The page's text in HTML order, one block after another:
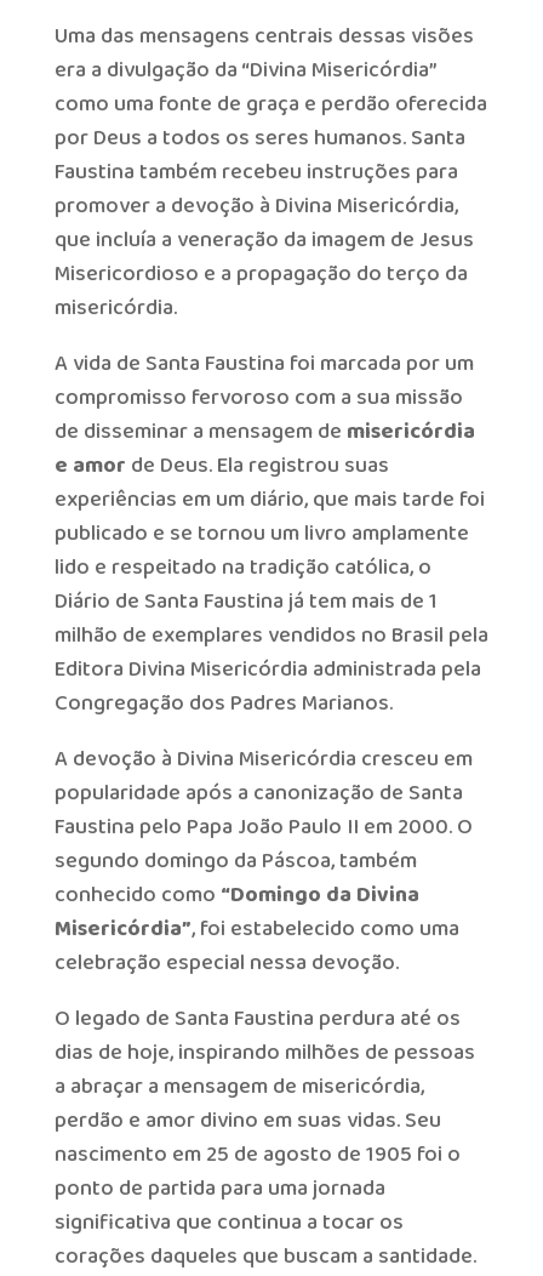
Uma das mensagens centrais dessas visões
era a divulgação da “Divina Misericórdia”
como uma fonte de graça e perdão oferecida
por Deus a todos os seres humanos. Santa
Faustina também recebeu instruções para
promover a devoção à Divina Misericórdia,
que incluía a veneração da imagem de Jesus
Misericordioso e a propagação do terço da
misericórdia.
A vida de Santa Faustina foi marcada por um
compromisso fervoroso com a sua missão
de disseminar a mensagem de misericórdia
e amor de Deus. Ela registrou suas
experiências em um diário, que mais tarde foi
publicado e se tornou um livro amplamente
lido e respeitado na tradição católica, o
Diário de Santa Faustina já tem mais de 1
milhão de exemplares vendidos no Brasil pela
Editora Divina Misericórdia administrada pela
Congregação dos Padres Marianos.
A devoção à Divina Misericórdia cresceu em
popularidade após a canonização de Santa
Faustina pelo Papa João Paulo II em 2000. O
segundo domingo da Páscoa, também
conhecido como “Domingo da Divina
Misericórdia”, foi estabelecido como uma
celebração especial nessa devoção.
O legado de Santa Faustina perdura até os
dias de hoje, inspirando milhões de pessoas
a abraçar a mensagem de misericórdia,
perdão e amor divino em suas vidas. Seu
nascimento em 25 de agosto de 1905 foi o
ponto de partida para uma jornada
significativa que continua a tocar os
corações daqueles que buscam a santidade.